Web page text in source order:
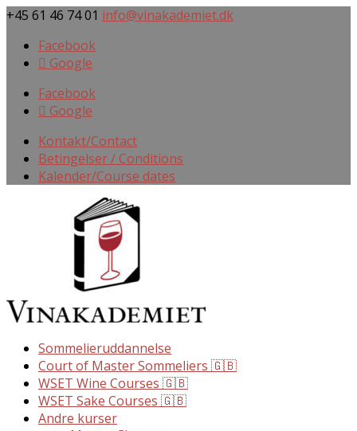
+45 61 46 74 01 info@vinakademiet.dk
Facebook
Google
Facebook
Google
Kontakt/Contact
Betingelser / Conditions
Kalender/Course dates
Sommelieruddannelse
Court of Master Sommeliers 🇬🇧
WSET Wine Courses 🇬🇧
WSET Sake Courses 🇬🇧
Andre kurser